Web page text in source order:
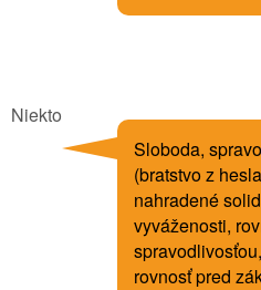
Niekto
Sloboda,
(bratstvo z
nahradené
vyváženosti,
rovnosť pred